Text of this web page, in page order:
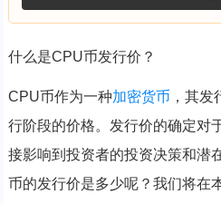
什么是CPU币发行价？
CPU币作为一种加密货币 ，其
行阶段的价格。发行价的确定对
接影响到投资者的投资决策和潜
币的发行价是多少呢？我们将在